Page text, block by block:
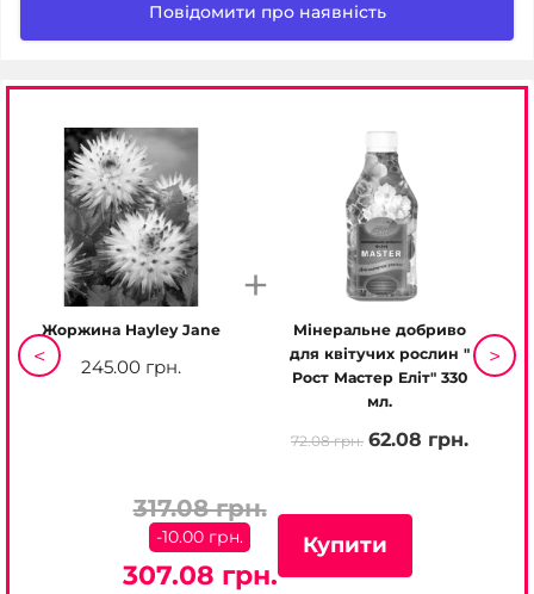
Повідомити про наявність
<
Жоржина Hayley Jane
245.00 грн.
+
Мінеральне добриво
для квітучих рослин "
Рост Мастер Еліт" 330
мл.
72.08 грн. 62.08 грн.
317.08 грн.
-10.00 грн.
307.08 грн.
Купити
>